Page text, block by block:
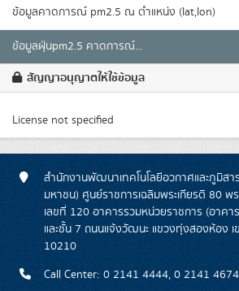
ข้อมูลคาดการณ์ pm2.5 ณ ตำแหน่ง (lat,lon)
ข้อมูลฝุ่นpm2.5 คาดการณ์...
สัญญาอนุญาตให้ใช้ข้อมูล
License not specified
สำนักงานพัฒนาเทคโนโลยีอวกาศและภูมิส
มหาชน) ศูนย์ราชการเฉลิมพระเกียรติ 80
เลขที่ 120 อาคารรวมหน่วยราชการ (อาค
และชั้น 7 ถนนแจ้งวัฒนะ แขวงทุ่งสองห้อง
10210
Call Center: 0 2141 4444, 0 2141 4674